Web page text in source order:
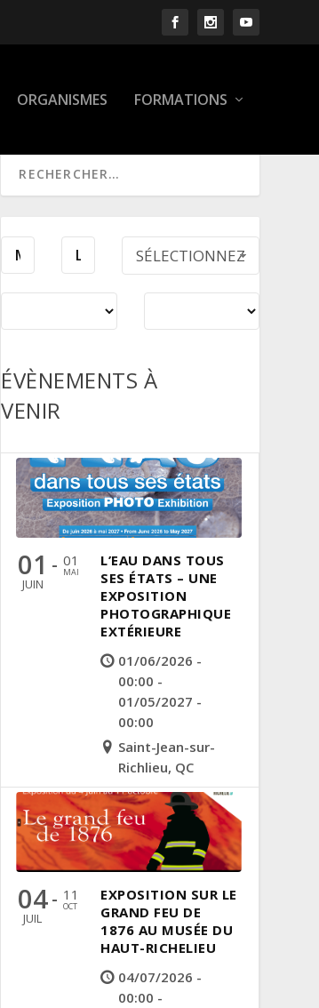
ORGANISMES FORMATIONS
SÉLECTIONNEZ
UNE PÉRIODE
ÉVÈNEMENTS À
VENIR
01
JUIN
- 01
MAI
L’EAU DANS TOUS
SES ÉTATS – UNE
EXPOSITION
PHOTOGRAPHIQUE
EXTÉRIEURE
01/06/2026 -
00:00 -
01/05/2027 -
00:00
Saint-Jean-sur-
Richlieu, QC
04
JUIL
- 11
OCT
EXPOSITION SUR LE
GRAND FEU DE
1876 AU MUSÉE DU
HAUT-RICHELIEU
04/07/2026 -
00:00 -